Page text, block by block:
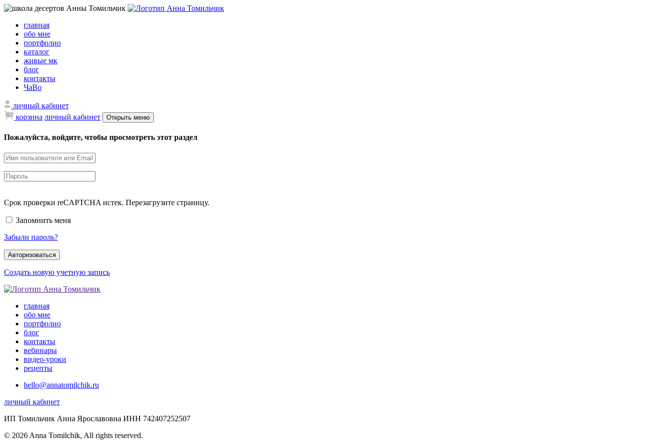
главная
обо мне
портфолио
каталог
живые мк
блог
контакты
ЧаВо
личный кабинет
корзина личный кабинет Открыть меню
Пожалуйста, войдите, чтобы просмотреть этот раздел
Срок проверки reCAPTCHA истек. Перезагрузите страницу.
Запомнить меня
Забыли пароль?
Создать новую учетную запись
главная
обо мне
портфолио
блог
контакты
вебинары
видео-уроки
рецепты
hello@annatomilchik.ru
личный кабинет
ИП Томильчик Анна Ярославовна ИНН 742407252507
© 2026 Anna Tomilchik, All rights reserved.